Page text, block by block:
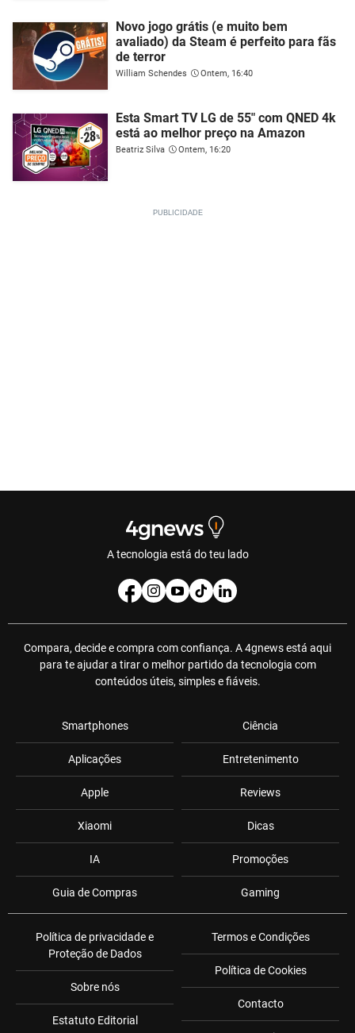
Novo jogo grátis (e muito bem
avaliado) da Steam é perfeito para fãs
de terror
William Schendes Ontem, 16:40
Esta Smart TV LG de 55" com QNED 4k
está ao melhor preço na Amazon
Beatriz Silva Ontem, 16:20
A tecnologia está do teu lado
Compara, decide e compra com confiança. A 4gnews está aqui
para te ajudar a tirar o melhor partido da tecnologia com
conteúdos úteis, simples e fiáveis.
Smartphones
Aplicações
Apple
Xiaomi
IA
Guia de Compras
Ciência
Entretenimento
Reviews
Dicas
Promoções
Gaming
Política de privacidade e
Proteção de Dados
Sobre nós
Estatuto Editorial
Termos e Condições
Política de Cookies
Contacto